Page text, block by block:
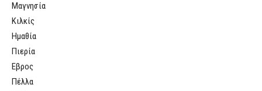
Μαγνησία
Κιλκίς
Ημαθία
Πιερία
Εβρος
Πέλλα